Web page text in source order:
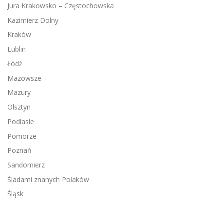
Jura Krakowsko – Częstochowska
Kazimierz Dolny
Kraków
Lublin
Łódź
Mazowsze
Mazury
Olsztyn
Podlasie
Pomorze
Poznań
Sandomierz
Śladami znanych Polaków
Śląsk